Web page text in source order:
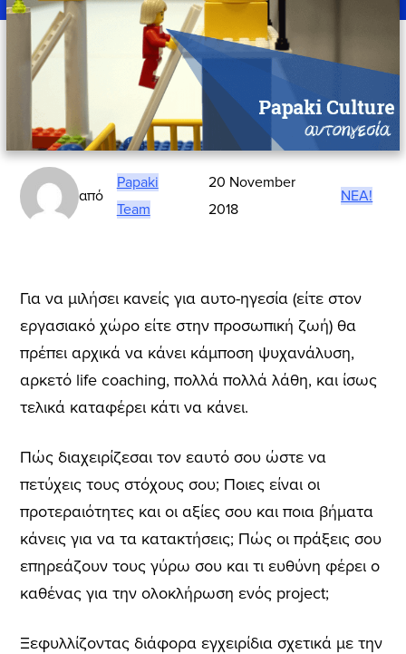
από
Papaki
Team
20 November
2018
ΝΈΑ!
Για να μιλήσει κανείς για αυτο-ηγεσία (είτε στον
εργασιακό χώρο είτε στην προσωπική ζωή) θα
πρέπει αρχικά να κάνει κάμποση ψυχανάλυση,
αρκετό life coaching, πολλά πολλά λάθη, και ίσως
τελικά καταφέρει κάτι να κάνει.
Πώς διαχειρίζεσαι τον εαυτό σου ώστε να
πετύχεις τους στόχους σου; Ποιες είναι οι
προτεραιότητες και οι αξίες σου και ποια βήματα
κάνεις για να τα κατακτήσεις; Πώς οι πράξεις σου
επηρεάζουν τους γύρω σου και τι ευθύνη φέρει ο
καθένας για την ολοκλήρωση ενός project;
Ξεφυλλίζοντας διάφορα εγχειρίδια σχετικά με την